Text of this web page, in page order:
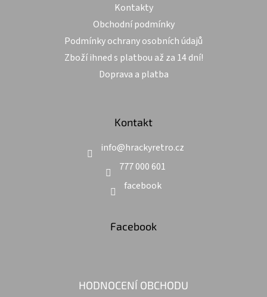
k
y
v
ý
p
s
Kontakty
Obchodní podmínky
Podmínky ochrany osobních údajů
Zboží ihned s platbou až za 14 dní!
Doprava a platba
Kontakt
info@hrackyretro.cz
777 000 601
facebook
Facebook
HODNOCENÍ OBCHODU